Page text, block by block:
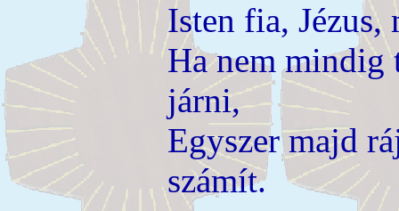
Isten fia, Jézus,
Ha nem mindig
járni,
Egyszer majd
számít.